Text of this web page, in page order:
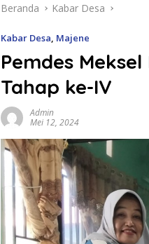
Beranda Kabar Desa
Kabar Desa, Majene
Pemdes
Tahap ke-IV
Admin
Mei 12, 2024